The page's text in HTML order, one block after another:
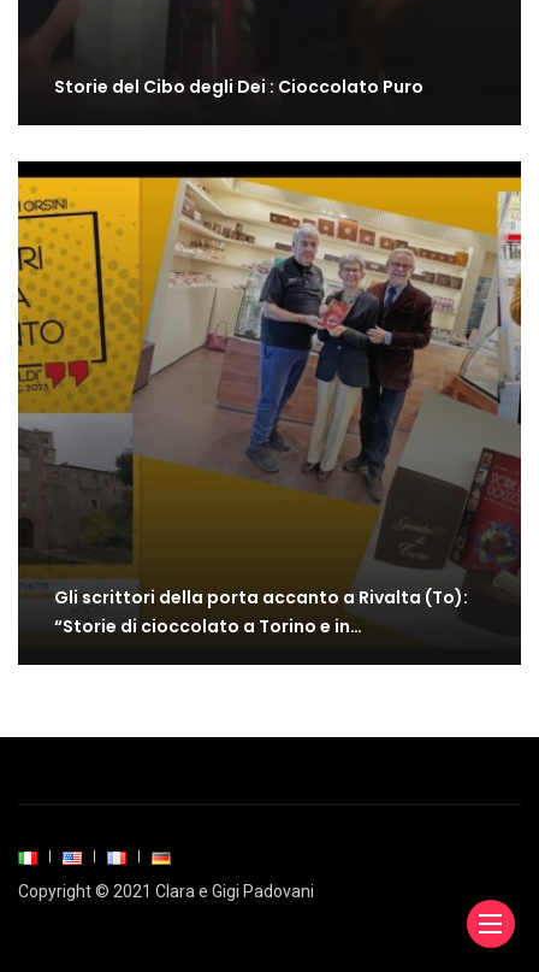
Storie del Cibo degli Dei : Cioccolato Puro
Gli scrittori della porta accanto a Rivalta (To):
“Storie di cioccolato a Torino e in…
Copyright © 2021 Clara e Gigi Padovani